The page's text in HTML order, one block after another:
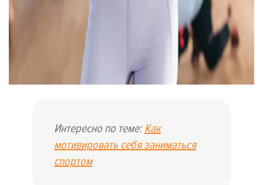
Интересно по теме:Как
мотивировать себя заниматься
спортом